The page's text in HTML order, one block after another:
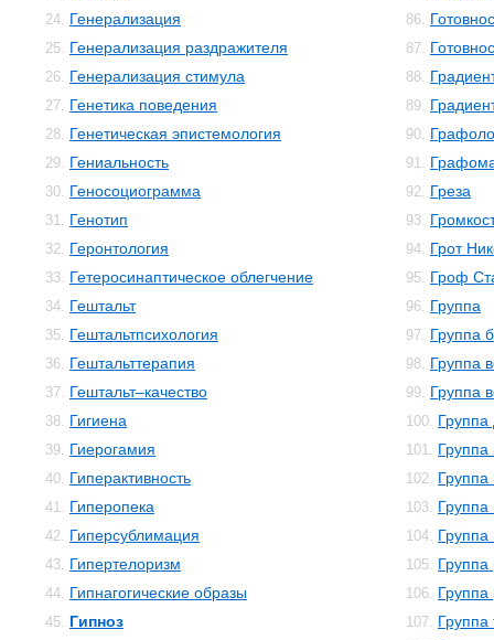
24. Генерализация
25. Генерализация раздражителя
26. Генерализация стимула
27. Генетика поведения
28. Генетическая эпистемология
29. Гениальность
30. Геносоциограмма
31. Генотип
32. Геронтология
33. Гетеросинаптическое облегчение
34. Гештальт
35. Гештальтпсихология
36. Гештальттерапия
37. Гештальт–качество
38. Гигиена
39. Гиерогамия
40. Гиперактивность
41. Гиперопека
42. Гиперсублимация
43. Гипертелоризм
44. Гипнагогические образы
45. Гипноз
86.
87.
88.
89.
90.
91.
92. Греза
93.
94. Грот
95. Гроф
96. Группа
97. Группа
98. Группа
99. Группа
100.
101. Группа
102.
103.
104.
105. Группа
106.
107. Группа